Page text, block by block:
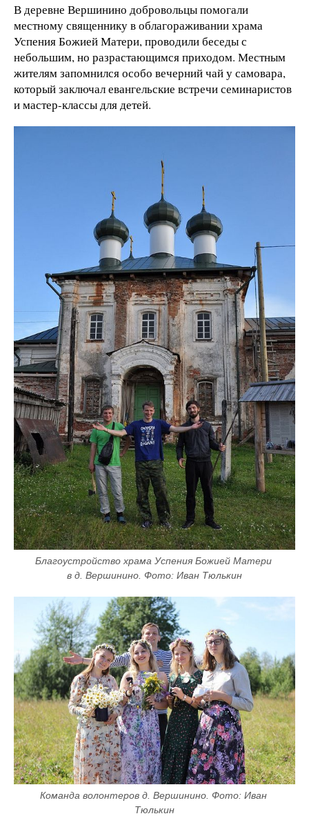
В деревне Вершинино добровольцы помогали
местному священнику в облагораживании храма
Успения Божией Матери, проводили беседы с
небольшим, но разрастающимся приходом. Местным
жителям запомнился особо вечерний чай у самовара,
который заключал евангельские встречи семинаристов
и мастер-классы для детей.
Благоустройство храма Успения Божией Матери
в д. Вершинино. Фото: Иван Тюлькин
Команда волонтеров д. Вершинино. Фото: Иван
Тюлькин